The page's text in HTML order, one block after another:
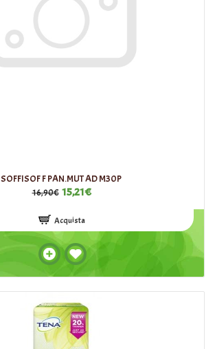
SOFFISOF F PAN.MUT AD M30P
16,90€ 15,21€
Acquista